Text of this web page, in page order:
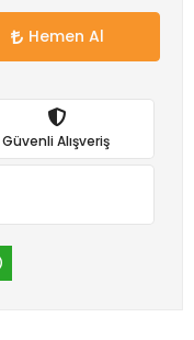
Hemen Al
Güvenli Alışveriş